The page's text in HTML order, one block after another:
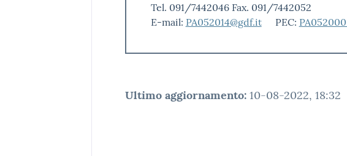
Tel. 091/7442046 Fax. 091/7442052
E-mail: PA052014@gdf.it PEC:
Ultimo aggiornamento: 10-08-2022, 18:32